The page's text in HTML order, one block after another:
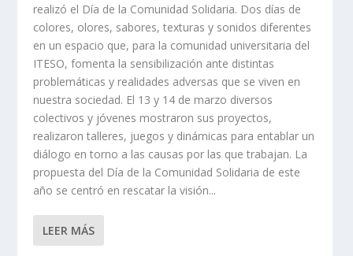
realizó el Día de la Comunidad Solidaria. Dos días de
colores, olores, sabores, texturas y sonidos diferentes
en un espacio que, para la comunidad universitaria del
ITESO, fomenta la sensibilización ante distintas
problemáticas y realidades adversas que se viven en
nuestra sociedad. El 13 y 14 de marzo diversos
colectivos y jóvenes mostraron sus proyectos,
realizaron talleres, juegos y dinámicas para entablar un
diálogo en torno a las causas por las que trabajan. La
propuesta del Día de la Comunidad Solidaria de este
año se centró en rescatar la visión...
LEER MÁS